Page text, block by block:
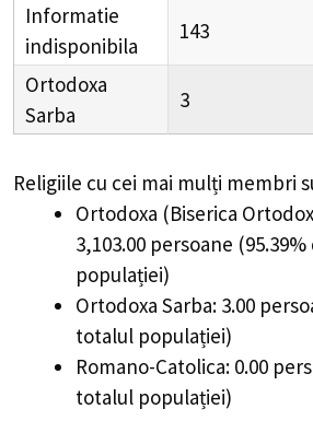
Informatie
indisponibila
143
Ortodoxa
Sarba
3
Religiile cu cei mai mulți membri
Ortodoxa (Biserica
3,103.00 persoane
populației)
Ortodoxa Sarba: 3.00
totalul populației)
Romano-Catolica: 0.00
totalul populației)